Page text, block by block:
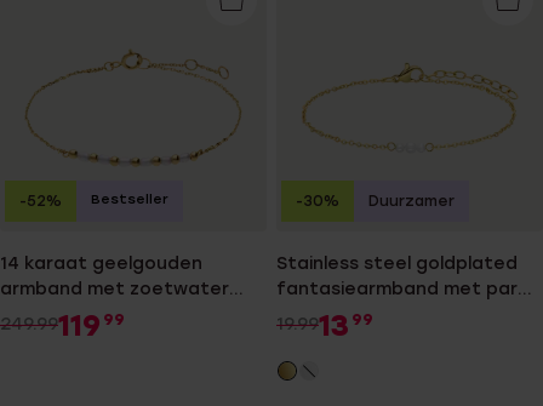
14 karaat geelgouden
armband met zoetwater
parels
249.99119 99
-52% Bestseller
Stainless steel goldplated
fantasiearmband met parel
voor dames
19.9913 99
-30% Duurzamer